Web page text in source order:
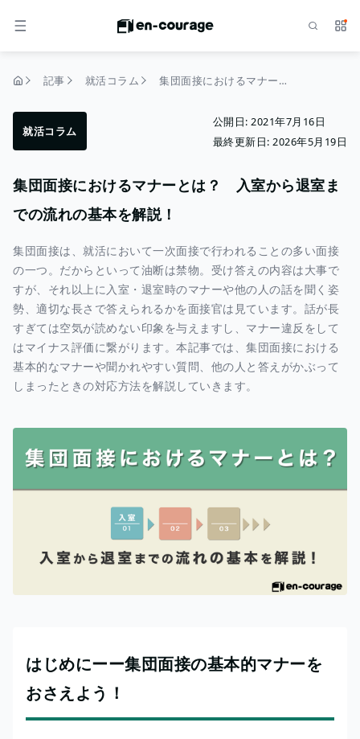
メニュー サ
記事 就活コラム 集団面接におけるマナーとは？ 入室から退室までの流れの基本を解説！
就活コラム
公開日: 2021年7月16日
最終更新日: 2026年5月19日
集団面接におけるマナーとは？ 入室から退室ま
での流れの基本を解説！
集団面接は、就活において一次面接で行われることの多い面接
の一つ。だからといって油断は禁物。受け答えの内容は大事で
すが、それ以上に入室・退室時のマナーや他の人の話を聞く姿
勢、適切な長さで答えられるかを面接官は見ています。話が長
すぎては空気が読めない印象を与えますし、マナー違反をして
はマイナス評価に繋がります。本記事では、集団面接における
基本的なマナーや聞かれやすい質問、他の人と答えがかぶって
しまったときの対応方法を解説していきます。
はじめにーー集団面接の基本的マナーを
おさえよう！